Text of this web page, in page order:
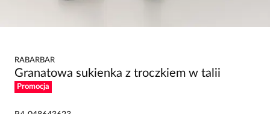
RABARBAR
Granatowa sukienka z troczkiem w talii
Promocja